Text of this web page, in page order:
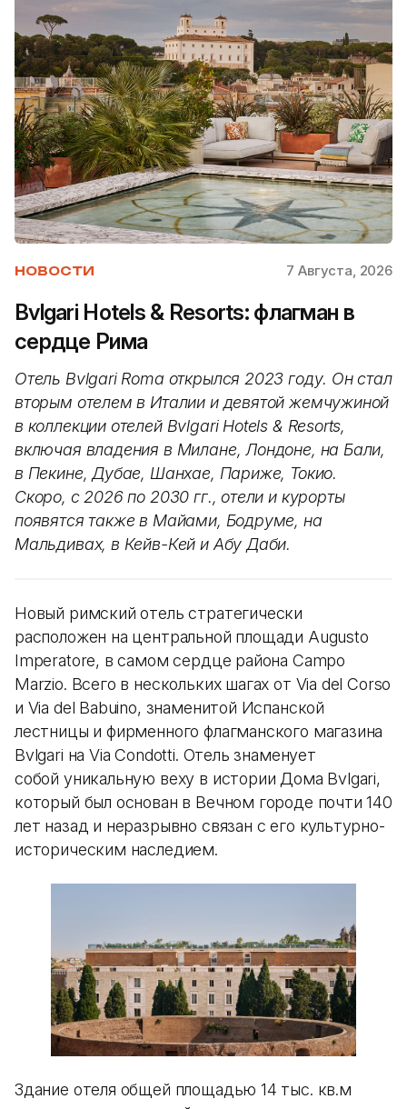
НОВОСТИ 7 Августа, 2026
Bvlgari Hotels & Resorts: флагман в
сердце Рима
Отель Bvlgari Roma открылся 2023 году. Он стал
вторым отелем в Италии и девятой жемчужиной
в коллекции отелей Bvlgari Hotels & Resorts,
включая владения в Милане, Лондоне, на Бали,
в Пекине, Дубае, Шанхае, Париже, Токио.
Скоро, с 2026 по 2030 гг., отели и курорты
появятся также в Майами, Бодруме, на
Мальдивах, в Кейв-Кей и Абу Даби.
Новый римский отель стратегически
расположен на центральной площади Augusto
Imperatore, в самом сердце района Campo
Marzio. Всего в нескольких шагах от Via del Corso
и Via del Babuino, знаменитой Испанской
лестницы и фирменного флагманского магазина
Bvlgari на Via Condotti. Отель знаменует
собой уникальную веху в истории Дома Bvlgari,
который был основан в Вечном городе почти 140
лет назад и неразрывно связан с его культурно-
историческим наследием.
Здание отеля общей площадью 14 тыс. кв.м